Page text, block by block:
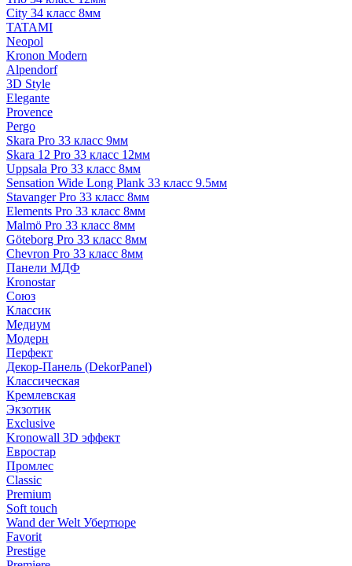
City 34 класс 8мм
TATAMI
Neopol
Kronon Modern
Alpendorf
3D Style
Elegante
Provence
Pergo
Skara Pro 33 класс 9мм
Skara 12 Pro 33 класс 12мм
Uppsala Pro 33 класс 8мм
Sensation Wide Long Plank 33 класс 9.5мм
Stavanger Pro 33 класс 8мм
Elements Pro 33 класс 8мм
Malmö Pro 33 класс 8мм
Göteborg Pro 33 класс 8мм
Chevron Pro 33 класс 8мм
Панели МДФ
Кronostar
Союз
Классик
Медиум
Модерн
Перфект
Декор-Панель (DekorPanel)
Классическая
Кремлевская
Экзотик
Exclusive
Kronowall 3D эффект
Евростар
Промлес
Classic
Premium
Soft touch
Wand der Welt Убертюре
Favorit
Prestige